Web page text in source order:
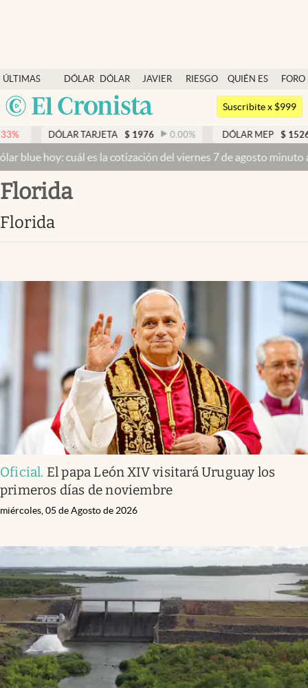
ÚLTIMAS
NOTICIAS
DÓLAR
DÓLAR
BLUE
JAVIER
RIESGO
QUIÉN ES
QUIÉN
FORO
Argentina
México
Dólar
Members
Economía y Política
Finanzas y Mercados
Mercados Online
Clima
Mundial 2026
Eventos Corporativos
El Cronista Studio
Mediakit
abre en nueva pestaña
Argentina
Suscribite x $999
TARJETA $ 1976 0.00 % DÓLAR MEP $ 1526,03 0.43%
cuál es la cotización del viernes 7 de agosto minuto a minuto
Florida
Florida
Oficial. El papa León XIV visitará Uruguay los
primeros días de noviembre
miércoles, 05 de Agosto de 2026